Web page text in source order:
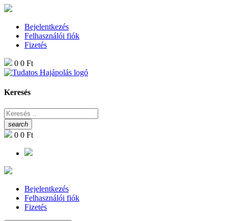
Bejelentkezés
Felhasználói fiók
Fizetés
0 0 Ft
Keresés
search
0 0 Ft
Bejelentkezés
Felhasználói fiók
Fizetés